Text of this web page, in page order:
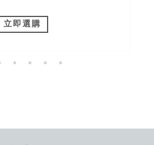
立即選購